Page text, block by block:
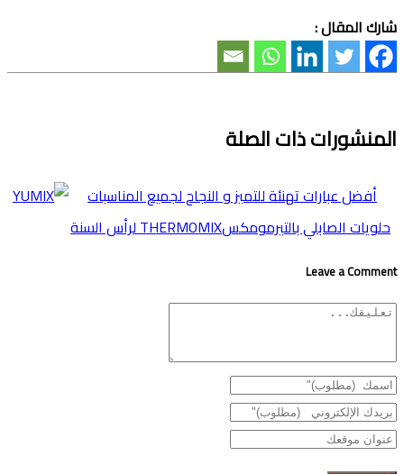
شارك المقال :
المنشورات ذات الصلة
أفضل عبارات تهنئة للتميز و النجاح لجميع المناسبات
حلويات الصابلي بالتيرمومكسTHERMOMIX لرأس السنة
Leave a Comment